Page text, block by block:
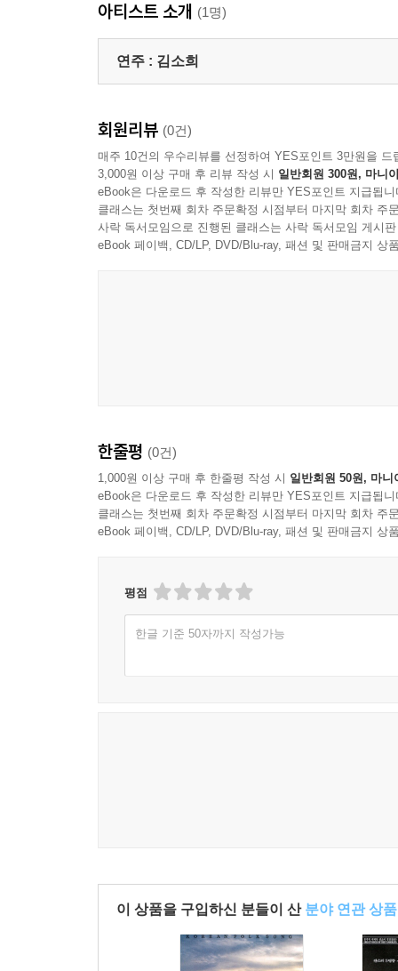
아티스트 소개 (1명)
연주 : 김소희
회원리뷰 (0건)
매주 10건의 우수리뷰를 선정하여 YES포인트 3만원을 드
3,000원 이상 구매 후 리뷰 작성 시 일반회원 300원, 마니
eBook은 다운로드 후 작성한 리뷰만 YES포인트 지급됩니
클래스는 첫번째 회차 주문확정 시점부터 마지막 회차 주
사락 독서모임으로 진행된 클래스는 사락 독서모임 게시
eBook 페이백, CD/LP, DVD/Blu-ray, 패션 및 판매금지 상
한줄평 (0건)
1,000원 이상 구매 후 한줄평 작성 시 일반회원 50원, 마니
eBook은 다운로드 후 작성한 리뷰만 YES포인트 지급됩니
클래스는 첫번째 회차 주문확정 시점부터 마지막 회차 주
eBook 페이백, CD/LP, DVD/Blu-ray, 패션 및 판매금지 상
평점
한글 기준 50자까지 작성가능
이 상품을 구입하신 분들이 산 분야 연관 상품